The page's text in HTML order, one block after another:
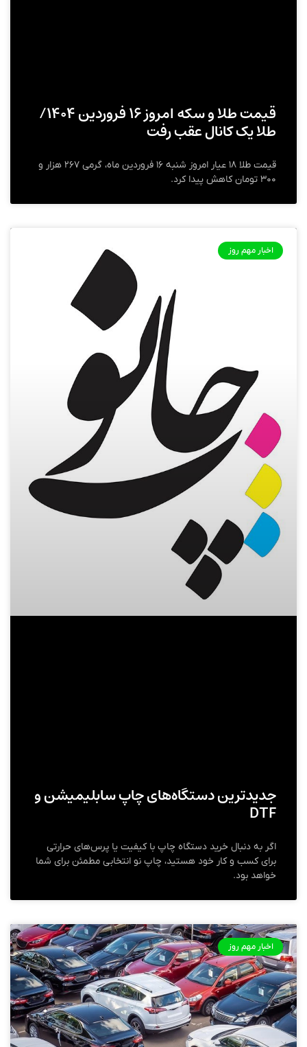
قیمت طلا و سکه امروز ۱۶ فروردین ۱۴۰۴/
طلا یک کانال عقب رفت
قیمت طلا ۱۸ عیار امروز شنبه ۱۶ فروردین ماه، گرمی ۲۶۷ هزار و
۳۰۰ تومان کاهش پیدا کرد.
اخبار مهم روز
جدیدترین دستگاه‌های چاپ سابلیمیشن و
DTF
اگر به دنبال خرید دستگاه چاپ با کیفیت یا پرس‌های حرارتی
برای کسب و کار خود هستید، چاپ نو انتخابی مطمئن برای شما
خواهد بود.
اخبار مهم روز